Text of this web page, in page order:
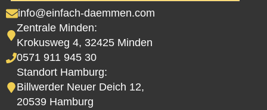
info@einfach-daemmen.com
Zentrale Minden:
Krokusweg 4, 32425 Minden
0571 911 945 30
Standort Hamburg:
Billwerder Neuer Deich 12,
20539 Hamburg